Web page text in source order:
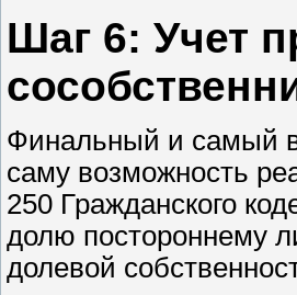
Шаг 6: Учет
Финальный и самый
саму возможность
250 Гражданского
долю постороннему
долевой